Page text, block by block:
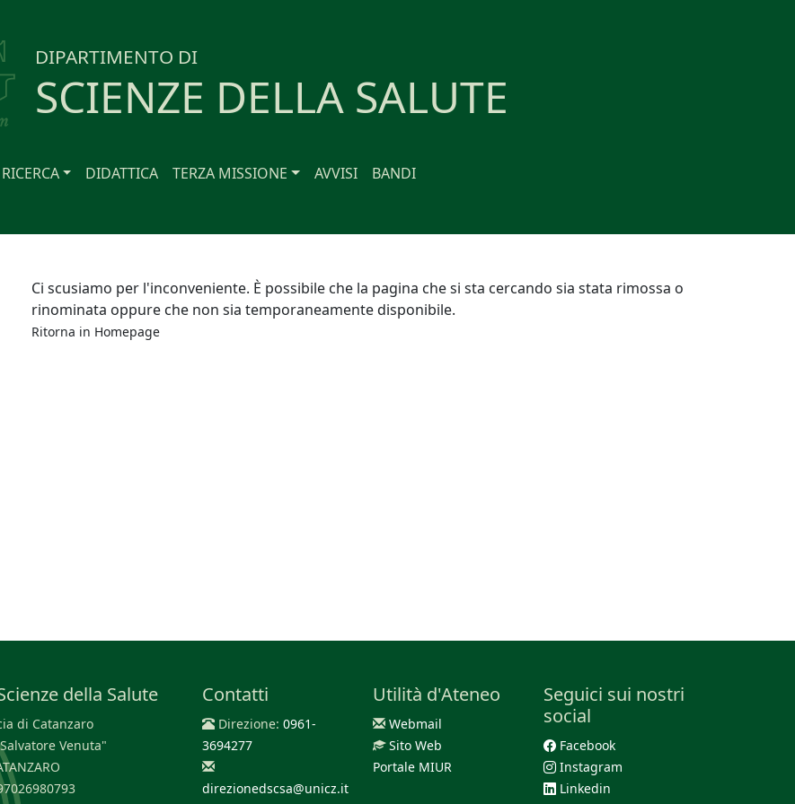
DIPARTIMENTO DI
SCIENZE DELLA SALUTE
RICERCA DIDATTICA TERZA MISSIONE AVVISI
BANDI
Ci scusiamo per l'inconveniente. È possibile che la pagina che si sta cercando sia stata rimossa o
rinominata oppure che non sia temporaneamente disponibile.
Ritorna in Homepage
della Salute
di Catanzaro
Venuta"
Contatti
Direzione: 0961-
3694277
direzionedscsa@unicz.it
Utilità d'Ateneo
Webmail
Sito Web
Portale MIUR
Seguici sui nostri
social
Facebook
Instagram
Linkedin